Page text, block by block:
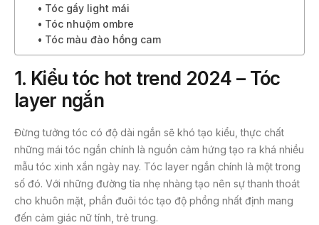
Tóc gẩy light mái
Tóc nhuộm ombre
Tóc màu đào hồng cam
1. Kiểu tóc hot trend 2024 – Tóc
layer ngắn
Đừng tưởng tóc có độ dài ngắn sẽ khó tạo kiểu, thực chất
những mái tóc ngắn chính là nguồn cảm hứng tạo ra khá nhiều
mẫu tóc xinh xắn ngày nay. Tóc layer ngắn chính là một trong
số đó. Với những đường tỉa nhẹ nhàng tạo nên sự thanh thoát
cho khuôn mặt, phần đuôi tóc tạo độ phồng nhất định mang
đến cảm giác nữ tính, trẻ trung.